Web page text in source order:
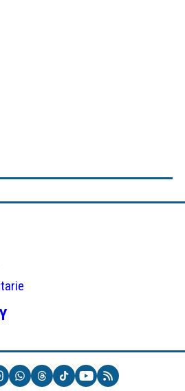
(APRE
UNA
NUOVA
SCHEDA)